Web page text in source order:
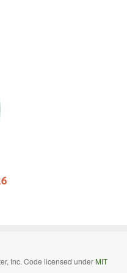
Inc. Code licensed underMIT